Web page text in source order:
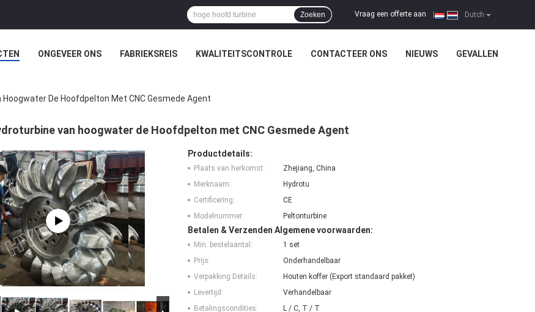
Dutch
Vraag een offerte aan
Zoeken
ONGEVEER ONS FABRIEKSREIS KWALITEITSCONTROLE CONTACTEER ONS NIEUWS GEVALLEN
Hoogwater De Hoofdpelton Met CNC Gesmede Agent
van hoogwater de Hoofdpelton met CNC Gesmede Agent
Productdetails:
Plaats van herkomst:
Zhejiang, China
Merknaam:
Hydrotu
Certificering:
CE
Modelnummer:
Peltonturbine
Betalen & Verzenden Algemene voorwaarden:
Min. bestelaantal:
1 set
Prijs:
Onderhandelbaar
Verpakking Details:
Houten koffer (Export standaard pakket)
Levertijd:
Verhandelbaar
Betalingscondities:
L / C, T / T